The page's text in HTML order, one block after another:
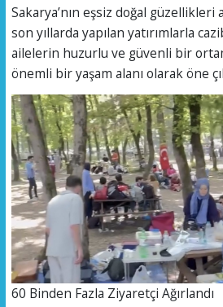
Sakarya’nın eşsiz doğal güzellikleri
son yıllarda yapılan yatırımlarla
ailelerin huzurlu ve güvenli bir
önemli bir yaşam alanı olarak öne
60 Binden Fazla Ziyaretçi Ağırlandı